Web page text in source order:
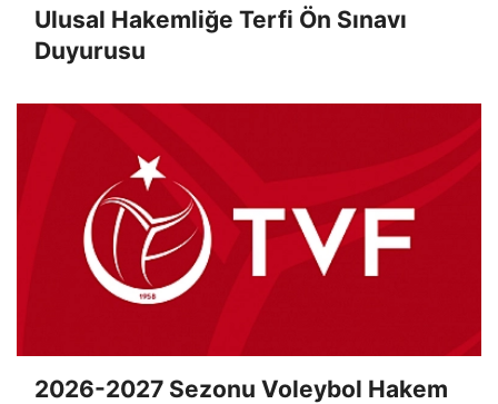
Ulusal Hakemliğe Terfi Ön Sınavı
Duyurusu
2026-2027 Sezonu Voleybol Hakem